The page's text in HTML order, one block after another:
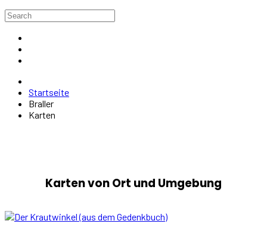
Startseite
Braller
Karten
Karten von Ort und Umgebung